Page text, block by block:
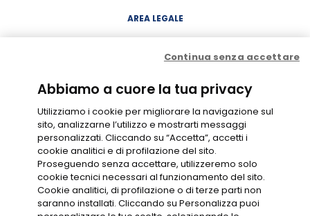
AREA LEGALE
Contratto di Conto Gioco
Privacy
Cookie Policy
Codice di Condotta
Gestione Cookie
GIOCO RESPONSABILE
Abbiamo a cuore la tua privacy
Utilizziamo i cookie per migliorare la navigazione sul
sito, analizzarne l’utilizzo e mostrarti messaggi
personalizzati. Cliccando su “Accetta”, accetti i
cookie analitici e di profilazione del sito.
Proseguendo senza accettare, utilizzeremo solo
cookie tecnici necessari al funzionamento del sito.
Cookie analitici, di profilazione o di terze parti non
saranno installati. Cliccando su Personalizza puoi
Continua senza accettare